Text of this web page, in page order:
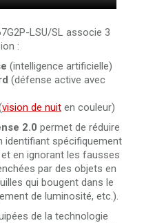
LSU/SL associe 3
:
(intelligence artificielle)
(défense active avec
vision de nuit en couleur)
2.0 permet de réduire
identifiant spécifiquement
en ignorant les fausses
par des objets en
qui bougent dans le
de luminosité, etc.).
de la technologie